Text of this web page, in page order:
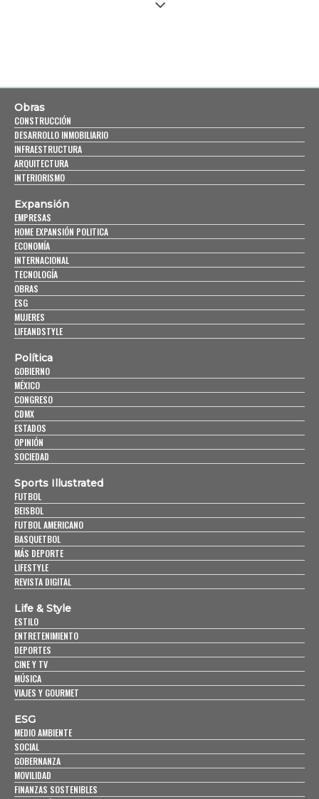
Obras
CONSTRUCCIÓN
DESARROLLO INMOBILIARIO
INFRAESTRUCTURA
ARQUITECTURA
INTERIORISMO
Expansión
EMPRESAS
HOME EXPANSIÓN POLITICA
ECONOMÍA
INTERNACIONAL
TECNOLOGÍA
OBRAS
ESG
MUJERES
LIFEANDSTYLE
Política
GOBIERNO
MÉXICO
CONGRESO
CDMX
ESTADOS
OPINIÓN
SOCIEDAD
Sports Illustrated
FUTBOL
BEISBOL
FUTBOL AMERICANO
BASQUETBOL
MÁS DEPORTE
LIFESTYLE
REVISTA DIGITAL
Life & Style
ESTILO
ENTRETENIMIENTO
DEPORTES
CINE Y TV
MÚSICA
VIAJES Y GOURMET
ESG
MEDIO AMBIENTE
SOCIAL
GOBERNANZA
MOVILIDAD
FINANZAS SOSTENIBLES